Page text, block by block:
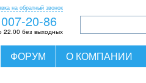
20-86
на обратный звонок
22.00 без выходных
ФОРУМ О КОМПАНИИ